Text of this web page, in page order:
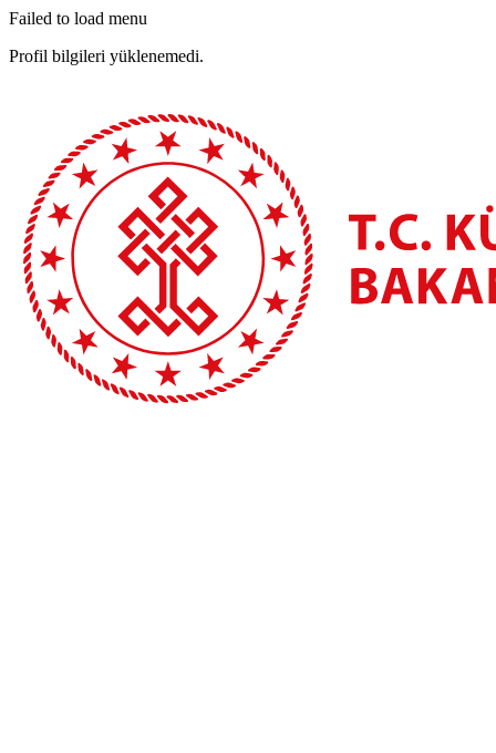
Failed to load menu
Profil bilgileri yüklenemedi.